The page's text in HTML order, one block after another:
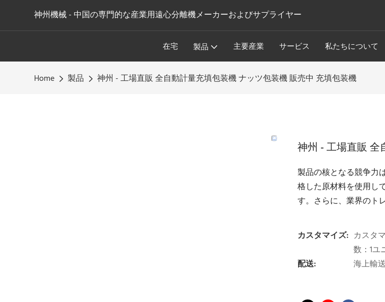
神州機械 - 中国の専門的な産業用遠心分離機メーカーおよびサプライヤー
在宅 製品 主要産業 サービス 私たちについて
Home 製品 神州 - 工場直販 全自動計量充填包装機 ナッツ包装機 販売中 充填包装機
神州 - 工場直販 全
製品の核となる競争力
格した原材料を使用し
す。さらに、業界のト
カスタマイズ: カスタ
数：1ユ
配送:
海上輸